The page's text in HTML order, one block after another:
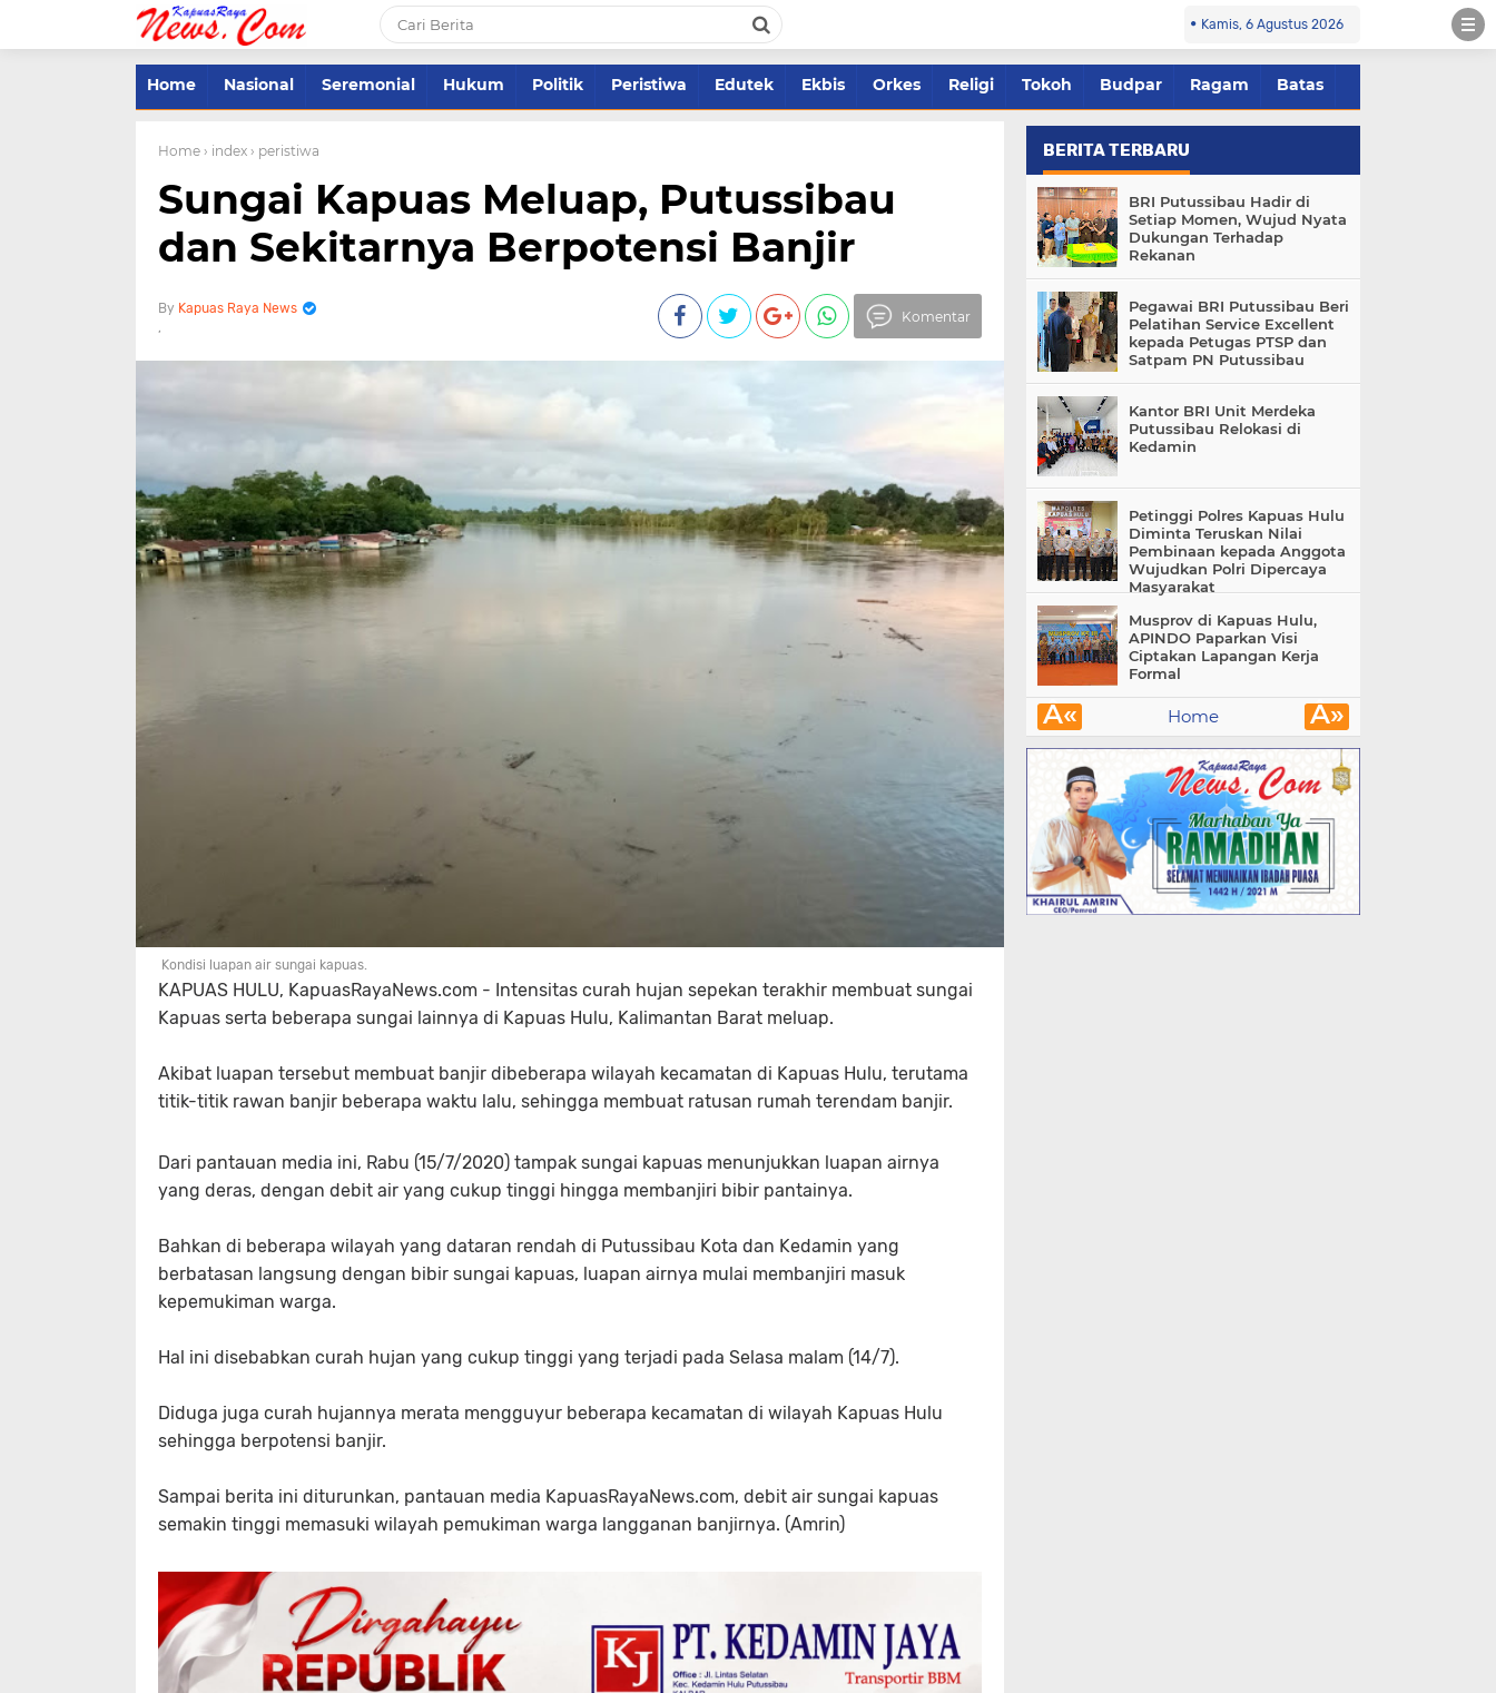
Kamis, 6 Agustus 2026
Home Nasional Seremonial Hukum Politik Peristiwa Edutek Ekbis Orkes Religi Tokoh Budpar Ragam Batas
Home › index › peristiwa
Sungai Kapuas Meluap, Putussibau
dan Sekitarnya Berpotensi Banjir
Kapuas Raya News Komentar
Kondisi luapan air sungai kapuas.
KAPUAS HULU, KapuasRayaNews.com - Intensitas curah hujan sepekan terakhir membuat sungai
Kapuas serta beberapa sungai lainnya di Kapuas Hulu, Kalimantan Barat meluap.
Akibat luapan tersebut membuat banjir dibeberapa wilayah kecamatan di Kapuas Hulu, terutama
titik-titik rawan banjir beberapa waktu lalu, sehingga membuat ratusan rumah terendam banjir.
Dari pantauan media ini, Rabu (15/7/2020) tampak sungai kapuas menunjukkan luapan airnya
yang deras, dengan debit air yang cukup tinggi hingga membanjiri bibir pantainya.
Bahkan di beberapa wilayah yang dataran rendah di Putussibau Kota dan Kedamin yang
berbatasan langsung dengan bibir sungai kapuas, luapan airnya mulai membanjiri masuk
kepemukiman warga.
Hal ini disebabkan curah hujan yang cukup tinggi yang terjadi pada Selasa malam (14/7).
Diduga juga curah hujannya merata mengguyur beberapa kecamatan di wilayah Kapuas Hulu
sehingga berpotensi banjir.
Sampai berita ini diturunkan, pantauan media KapuasRayaNews.com, debit air sungai kapuas
semakin tinggi memasuki wilayah pemukiman warga langganan banjirnya. (Amrin)
BERITA TERBARU
BRI Putussibau Hadir di
Setiap Momen, Wujud Nyata
Dukungan Terhadap
Rekanan
Pegawai BRI Putussibau Beri
Pelatihan Service Excellent
kepada Petugas PTSP dan
Satpam PN Putussibau
Kantor BRI Unit Merdeka
Putussibau Relokasi di
Kedamin
Petinggi Polres Kapuas Hulu
Diminta Teruskan Nilai
Pembinaan kepada Anggota
Wujudkan Polri Dipercaya
Masyarakat
Musprov di Kapuas Hulu,
APINDO Paparkan Visi
Ciptakan Lapangan Kerja
Formal
Â« Â»
Home